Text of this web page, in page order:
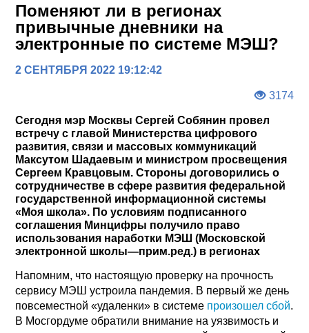
Поменяют ли в регионах
привычные дневники на
электронные по системе МЭШ?
2 СЕНТЯБРЯ 2022 19:12:42
3174
Сегодня мэр Москвы Сергей Собянин провел
встречу с главой Министерства цифрового
развития, связи и массовых коммуникаций
Максутом Шадаевым и министром просвещения
Сергеем Кравцовым. Стороны договорились о
сотрудничестве в сфере развития федеральной
государственной информационной системы
«Моя школа». По условиям подписанного
соглашения Минцифры получило право
использования наработки МЭШ (Московской
электронной школы—прим.ред.) в регионах
Напомним, что настоящую проверку на прочность
сервису МЭШ устроила пандемия. В первый же день
повсеместной «удаленки» в системе произошел сбой.
В Мосгордуме обратили внимание на уязвимость и